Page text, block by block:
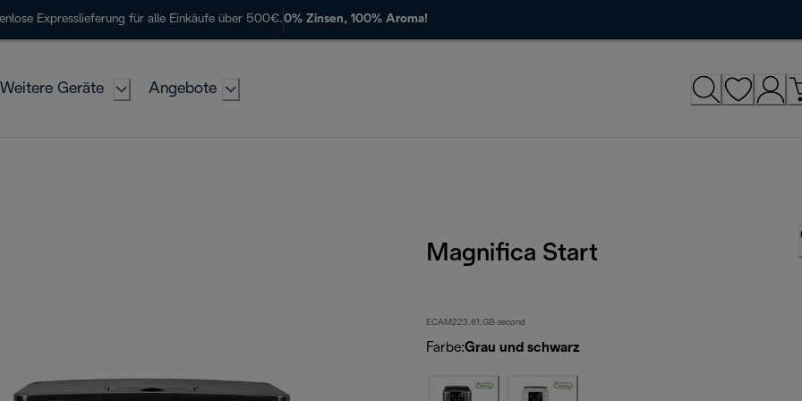
Expresslieferung für alle Einkäufe über 500€.0% Zinsen, 100% Aroma!
Weitere Geräte Angebote
Magnifica Start
ECAM223.61.GB-second
Farbe:Grau und schwarz